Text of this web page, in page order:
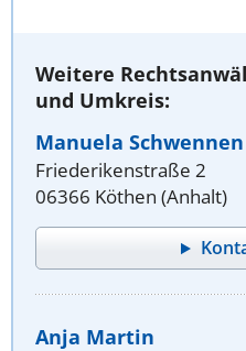
Weitere
und Umkreis:
Manuela Schwennen
Friederikenstraße 2
06366 Köthen (Anhalt)
Anja Martin